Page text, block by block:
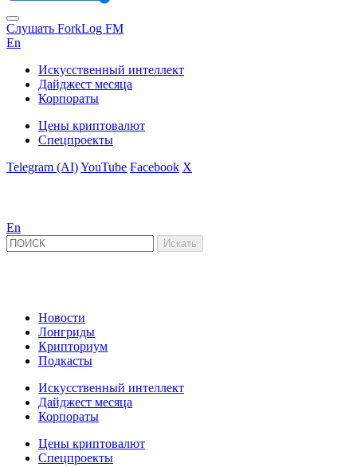
Слушать ForkLog FM
En
Искусственный интеллект
Дайджест месяца
Корпораты
Цены криптовалют
Спецпроекты
Telegram (AI)YouTube Facebook X
En
Новости
Лонгриды
Крипториум
Подкасты
Искусственный интеллект
Дайджест месяца
Корпораты
Цены криптовалют
Спецпроекты